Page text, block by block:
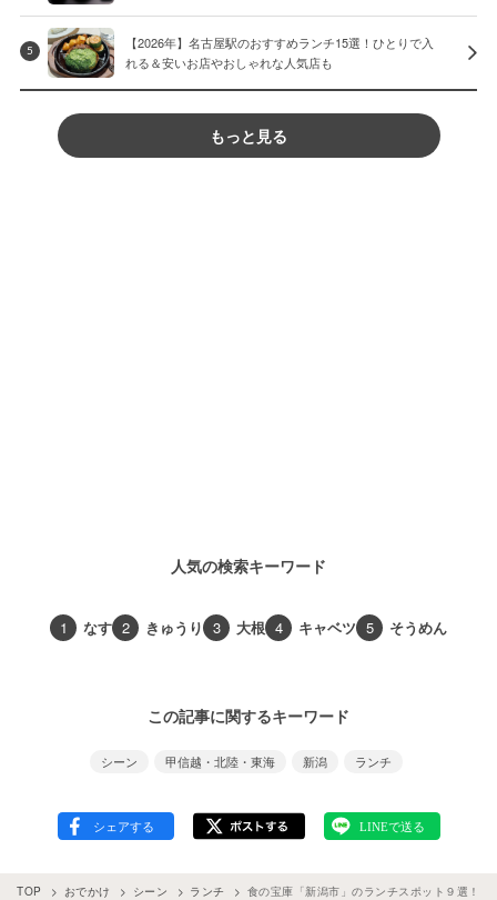
5
【2026年】名古屋駅のおすすめランチ15選！ひとりで入
れる＆安いお店やおしゃれな人気店も
もっと見る
人気の検索キーワード
1 なす 2 きゅうり 3 大根 4 キャベツ 5 そうめん
この記事に関するキーワード
シーン 甲信越・北陸・東海 新潟 ランチ
TOP おでかけ シーン ランチ 食の宝庫「新潟市」のランチスポット９選！